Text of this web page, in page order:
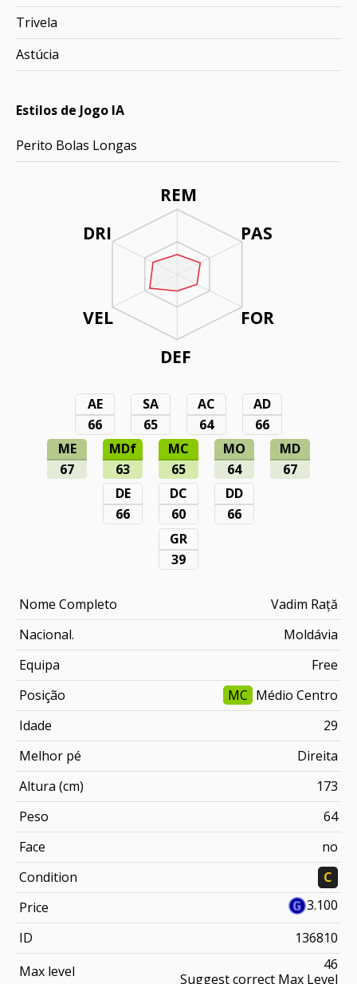
REM
PAS
FOR
DEF
DRI
VEL
AE
66
SA
65
AC
64
AD
66
ME
67
MDf
63
MC
65
MO
64
MD
67
DE
66
DC
60
DD
66
GR
39
Nome Completo
Vadim Rață
Nacional.
Moldávia
Equipa
Free
Posição
MC Médio Centro
Idade
29
Melhor pé
Direita
Altura (cm)
173
Peso
64
Face
no
Condition
C
Price
3.100
ID
136810
Max level
46
Suggest correct Max Level
Trivela
Astúcia
Estilos de Jogo IA
Perito Bolas Longas